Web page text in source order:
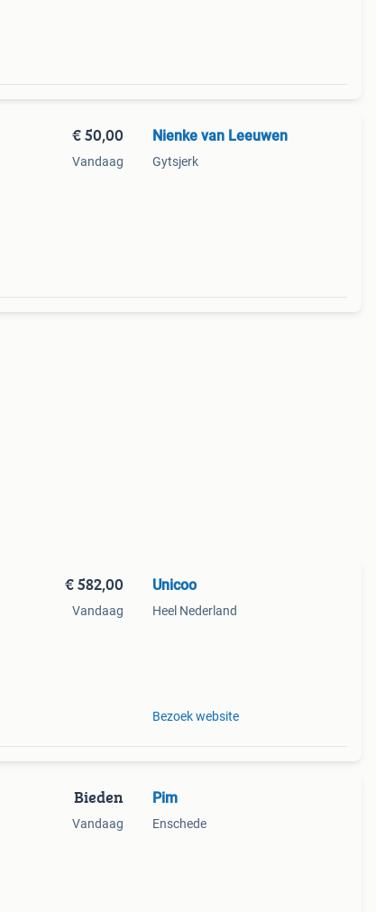
€ 50,00
Vandaag
Nienke van Leeuwen
Gytsjerk
€ 582,00
Vandaag
Unicoo
Heel Nederland
Bezoek website
Bieden
Vandaag
Pim
Enschede